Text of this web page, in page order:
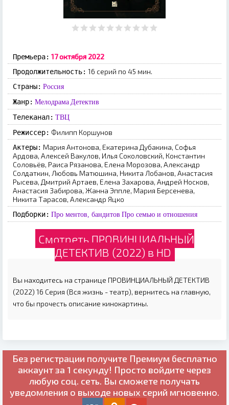
Премьера: 17 октября 2022
Продолжительность: 16 серий по 45 мин.
Страны: Россия
Жанр: Мелодрама Детектив
Телеканал: ТВЦ
Режиссер: Филипп Коршунов
Актеры: Мария Антонова, Екатерина Дубакина, Софья
Ардова, Алексей Вакулов, Илья Соколовский, Константин
Соловьёв, Раиса Рязанова, Елена Морозова, Александр
Солдаткин, Любовь Матюшина, Никита Лобанов, Анастасия
Рысева, Дмитрий Артаев, Елена Захарова, Андрей Носков,
Анастасия Забирова, Жанна Эппле, Мария Берсенева,
Никита Тарасов, Александр Яцко
Подборки: Про ментов, бандитов Про семью и отношения
Смотреть ПРОВИНЦИАЛЬНЫЙ
ДЕТЕКТИВ (2022) в HD
Вы находитесь на странице ПРОВИНЦИАЛЬНЫЙ ДЕТЕКТИВ
(2022) 16 Серия (Вся жизнь - театр), вернитесь на главную,
что бы прочесть описание кинокартины.
Без регистрации получите Премиум бесплатно
аккаунт за 1 секунду! Просто войдите через
любую соц. сеть. Вы сможете получать
уведомления о выходе новых серий мгновенно.